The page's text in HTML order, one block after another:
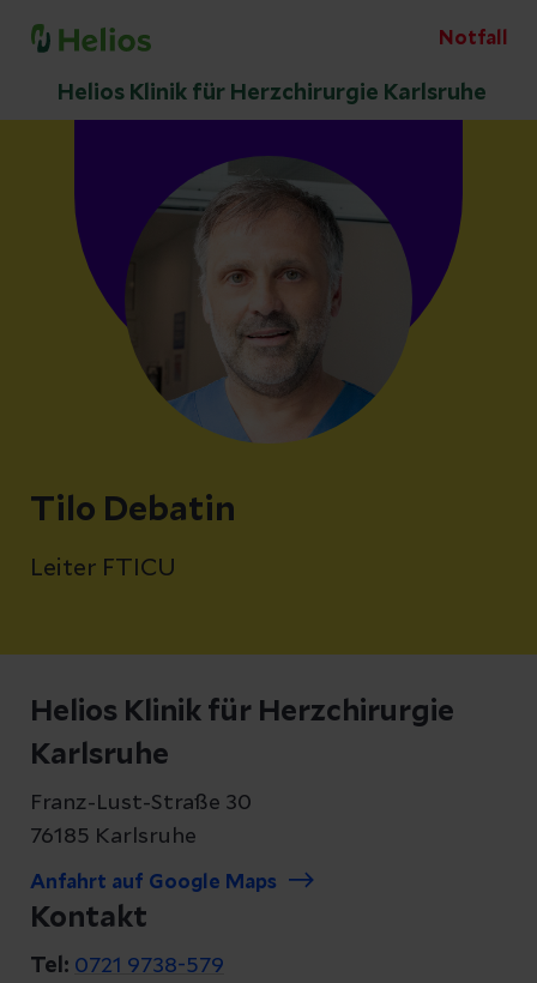
Notfall
Helios Klinik für Herzchirurgie Karlsruhe
Tilo Debatin
Leiter FTICU
Helios Klinik für Herzchirurgie
Karlsruhe
Franz-Lust-Straße 30
76185 Karlsruhe
Anfahrt auf Google Maps
Kontakt
Tel: 0721 9738-579